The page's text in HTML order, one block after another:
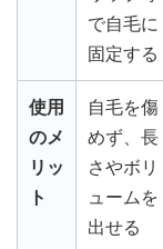
で自毛に
固定する
使用
のメ
リッ
ト
自毛を傷
めず、長
さやボリ
ュームを
出せる